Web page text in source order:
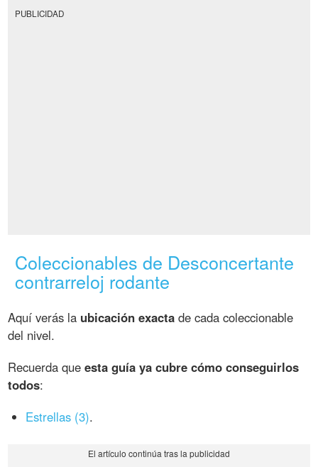
PUBLICIDAD
Coleccionables de Desconcertante
contrarreloj rodante
Aquí verás la ubicación exacta de cada coleccionable
del nivel.
Recuerda queesta guía ya cubre cómo conseguirlos
todos:
Estrellas (3).